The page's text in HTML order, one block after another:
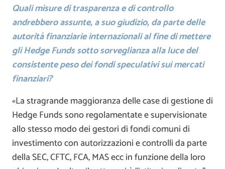
Quali misure di trasparenza e di controllo
andrebbero assunte, a suo giudizio, da parte delle
autorità finanziarie internazionali al fine di mettere
gli Hedge Funds sotto sorveglianza alla luce del
consistente peso dei fondi speculativi sui mercati
finanziari?
«La stragrande maggioranza delle case di gestione di
Hedge Funds sono regolamentate e supervisionate
allo stesso modo dei gestori di fondi comuni di
investimento con autorizzazioni e controlli da parte
della SEC, CFTC, FCA, MAS ecc in funzione della loro